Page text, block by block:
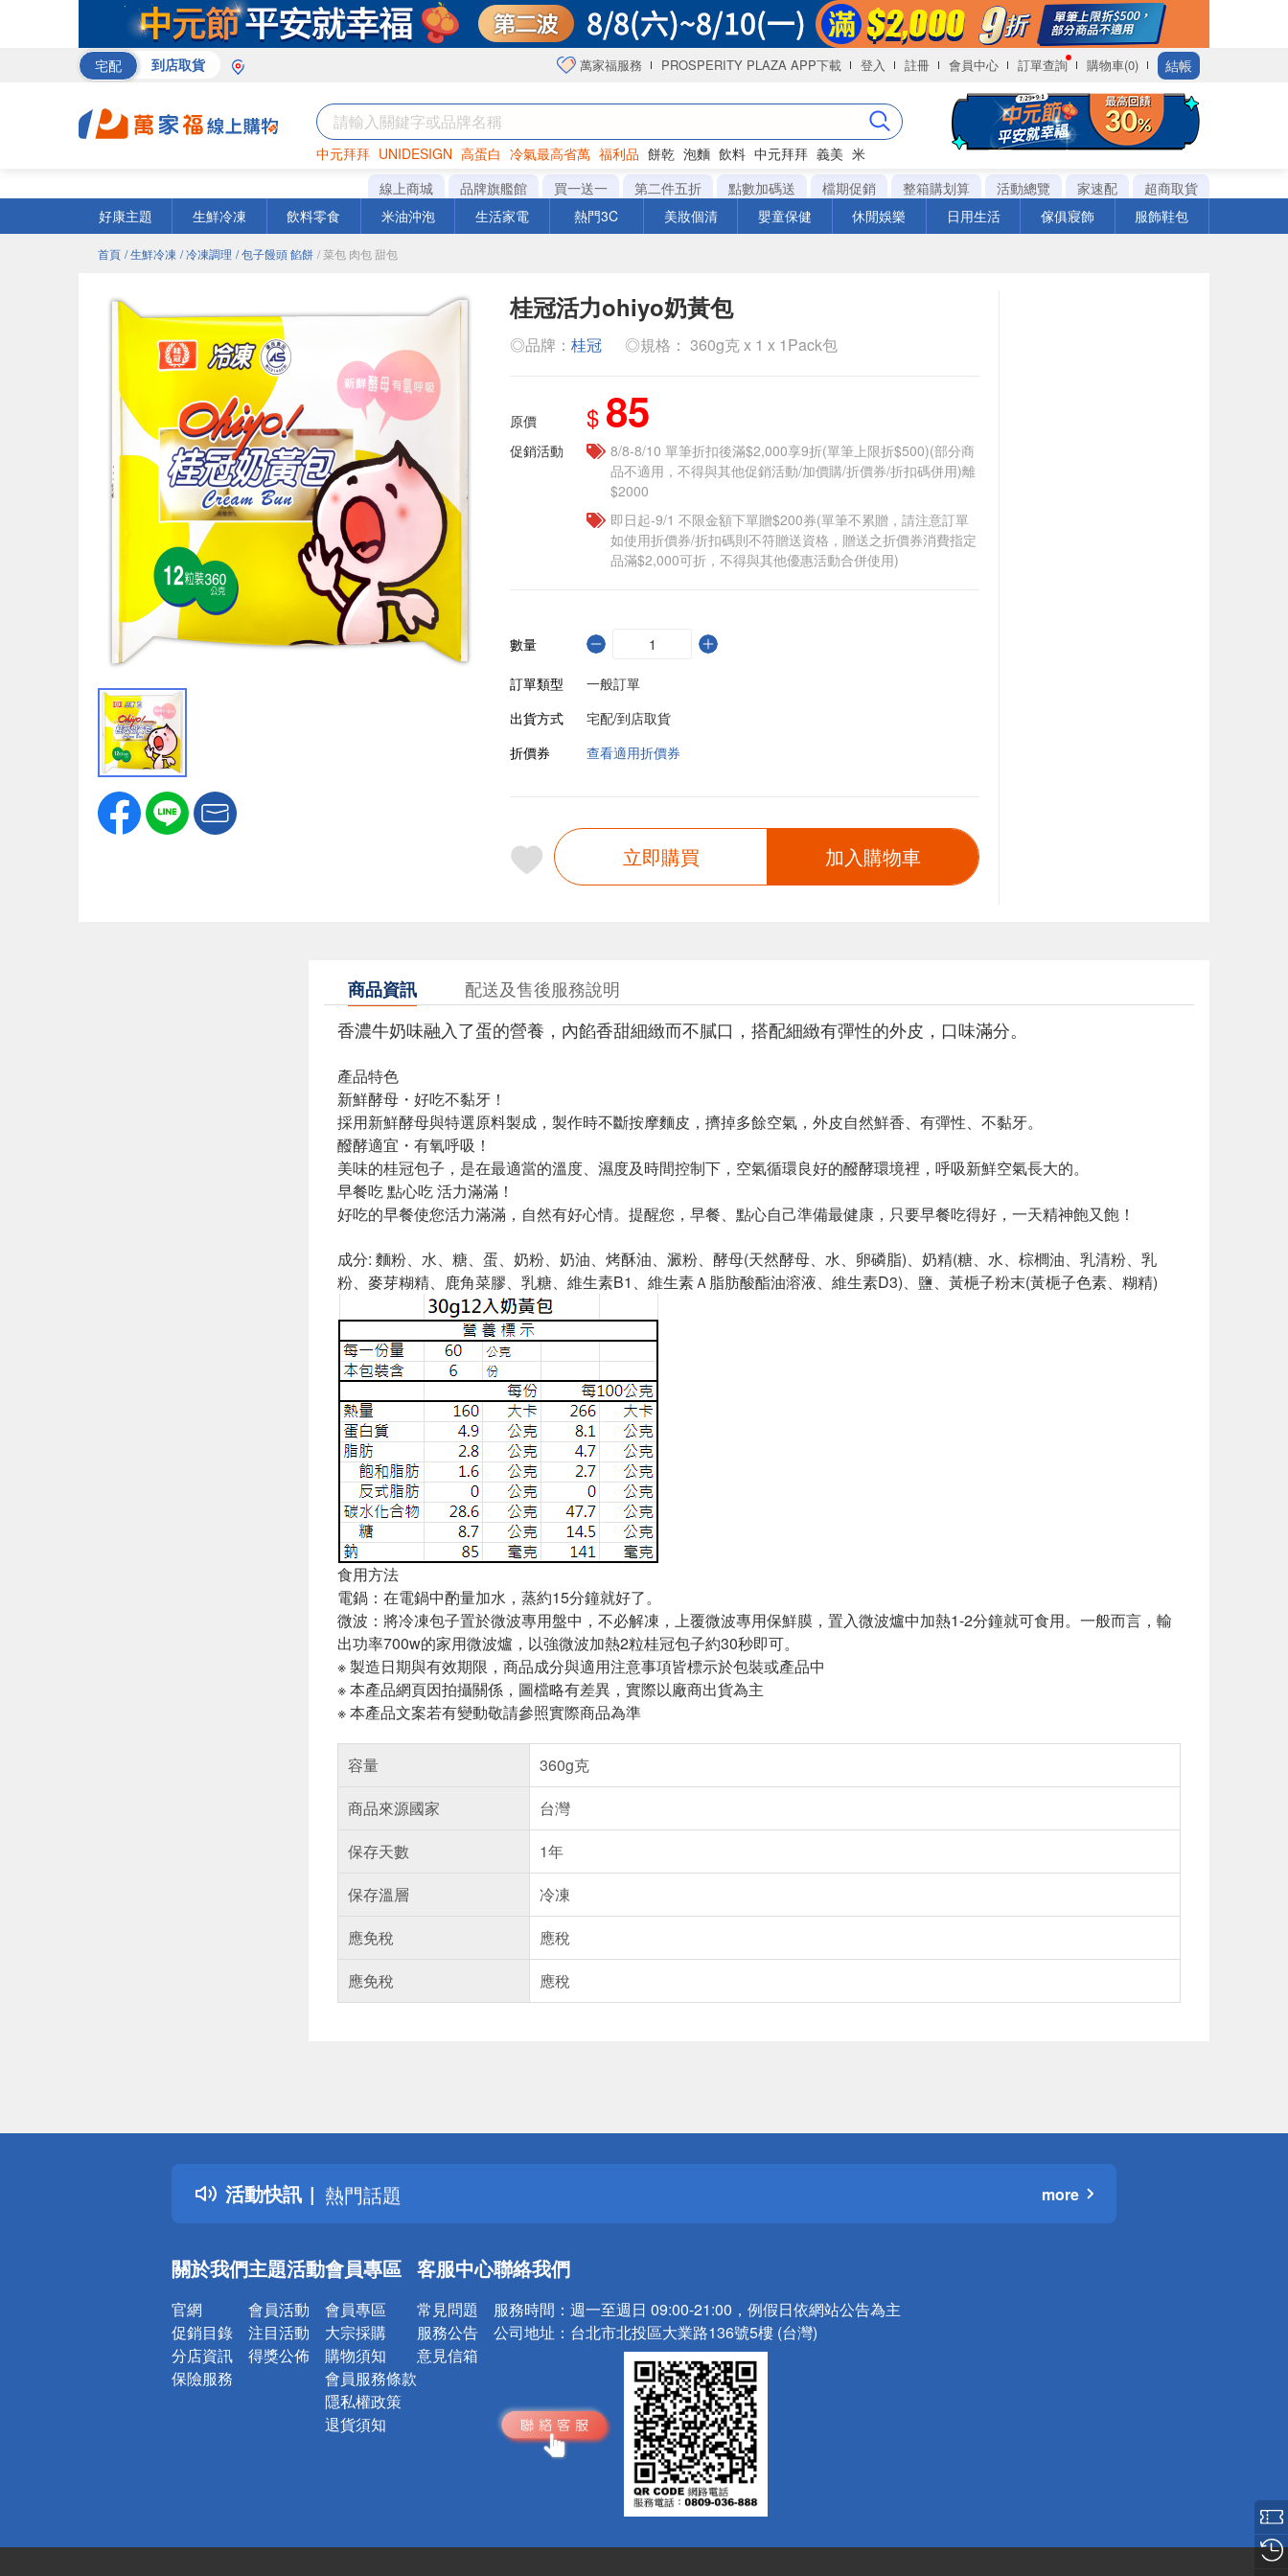
宅配 到店取貨 萬家福服務 PROSPERITY PLAZA APP下載 登入 註冊 會員中心 訂單查詢 購物車(0) 結帳
中元拜拜 UNIDESIGN 高蛋白 冷氣最高省萬 福利品 餅乾 泡麵 飲料 中元拜拜 義美 米
罐頭 咖啡 海苔
線上商城 品牌旗艦館 買一送一 第二件五折 點數加碼送 檔期促銷 整箱購划算 活動總覽 家速配
超商取貨
好康主題
生鮮冷凍 飲料零食 米油沖泡 生活家電 熱門3C 美妝個清 嬰童保健 休閒娛樂 日用生活 傢俱寢飾 服飾鞋包
首頁 / 生鮮冷凍 / 冷凍調理 / 包子饅頭 餡餅 / 菜包 肉包 甜包
桂冠活力ohiyo奶黃包
◎品牌： 桂冠 ◎規格： 360g克 x 1 x 1Pack包
原價 $ 85
促銷活動
8/8-8/10 單筆折扣後滿$2,000享9折(單筆上限折$500)(部分商
品不適用，不得與其他促銷活動/加價購/折價券/折扣碼併用)離
$2000
即日起-9/1 不限金額下單贈$200券(單筆不累贈，請注意訂單
如使用折價券/折扣碼則不符贈送資格，贈送之折價券消費指定
品滿$2,000可折，不得與其他優惠活動合併使用)
數量
訂單類型
一般訂單
出貨方式
宅配/到店取貨
折價券
查看適用折價券
立即購買 加入購物車
商品資訊
配送及售後服務說明
香濃牛奶味融入了蛋的營養，內餡香甜細緻而不膩口，搭配細緻有彈性的外皮，口味滿分。
產品特色
新鮮酵母・好吃不黏牙！
採用新鮮酵母與特選原料製成，製作時不斷按摩麵皮，擠掉多餘空氣，外皮自然鮮香、有彈性、不黏牙。
醱酵適宜・有氧呼吸！
美味的桂冠包子，是在最適當的溫度、濕度及時間控制下，空氣循環良好的醱酵環境裡，呼吸新鮮空氣長大的。
早餐吃 點心吃 活力滿滿！
好吃的早餐使您活力滿滿，自然有好心情。提醒您，早餐、點心自己準備最健康，只要早餐吃得好，一天精神飽又飽！
成分: 麵粉、水、糖、蛋、奶粉、奶油、烤酥油、澱粉、酵母(天然酵母、水、卵磷脂)、奶精(糖、水、棕櫚油、乳清粉、乳
粉、麥芽糊精、鹿角菜膠、乳糖、維生素B1、維生素Ａ脂肪酸酯油溶液、維生素D3)、鹽、黃梔子粉末(黃梔子色素、糊精)
食用方法
電鍋：在電鍋中酌量加水，蒸約15分鐘就好了。
微波：將冷凍包子置於微波專用盤中，不必解凍，上覆微波專用保鮮膜，置入微波爐中加熱1-2分鐘就可食用。一般而言，輸
出功率700w的家用微波爐，以強微波加熱2粒桂冠包子約30秒即可。
※ 製造日期與有效期限，商品成分與適用注意事項皆標示於包裝或產品中
※ 本產品網頁因拍攝關係，圖檔略有差異，實際以廠商出貨為主
※ 本產品文案若有變動敬請參照實際商品為準
容量
360g克
商品來源國家
台灣
保存天數
1年
保存溫層
冷凍
應免稅
應稅
應免稅
應稅
活動快訊
詐騙網頁！請小心！
得獎公告
熱門話題
銀行優惠
詐騙網頁！請小心！
more
關於我們
官網
促銷目錄
分店資訊
保險服務
主題活動
會員活動
注目活動
得獎公佈
會員專區
會員專區
大宗採購
購物須知
會員服務條款
隱私權政策
退貨須知
客服中心
常見問題
服務公告
意見信箱
聯絡我們
服務時間： 週一至週日 09:00-21:00，例假日依網站公告為主
公司地址： 台北市北投區大業路136號5樓 (台灣)